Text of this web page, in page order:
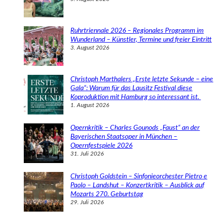
Ruhrtriennale 2026 – Regionales Programm im
Wunderland – Künstler, Termine und freier Eintritt
3. August 2026
Christoph Marthalers „Erste letzte Sekunde – eine
Gala“: Warum für das Lausitz Festival diese
Koproduktion mit Hamburg so interessant ist.
1. August 2026
Opernkritik – Charles Gounods „Faust“ an der
Bayerischen Staatsoper in München –
Opernfestspiele 2026
31. Juli 2026
Christoph Goldstein – Sinfonieorchester Pietro e
Paolo – Landshut – Konzertkritik – Ausblick auf
Mozarts 270. Geburtstag
29. Juli 2026